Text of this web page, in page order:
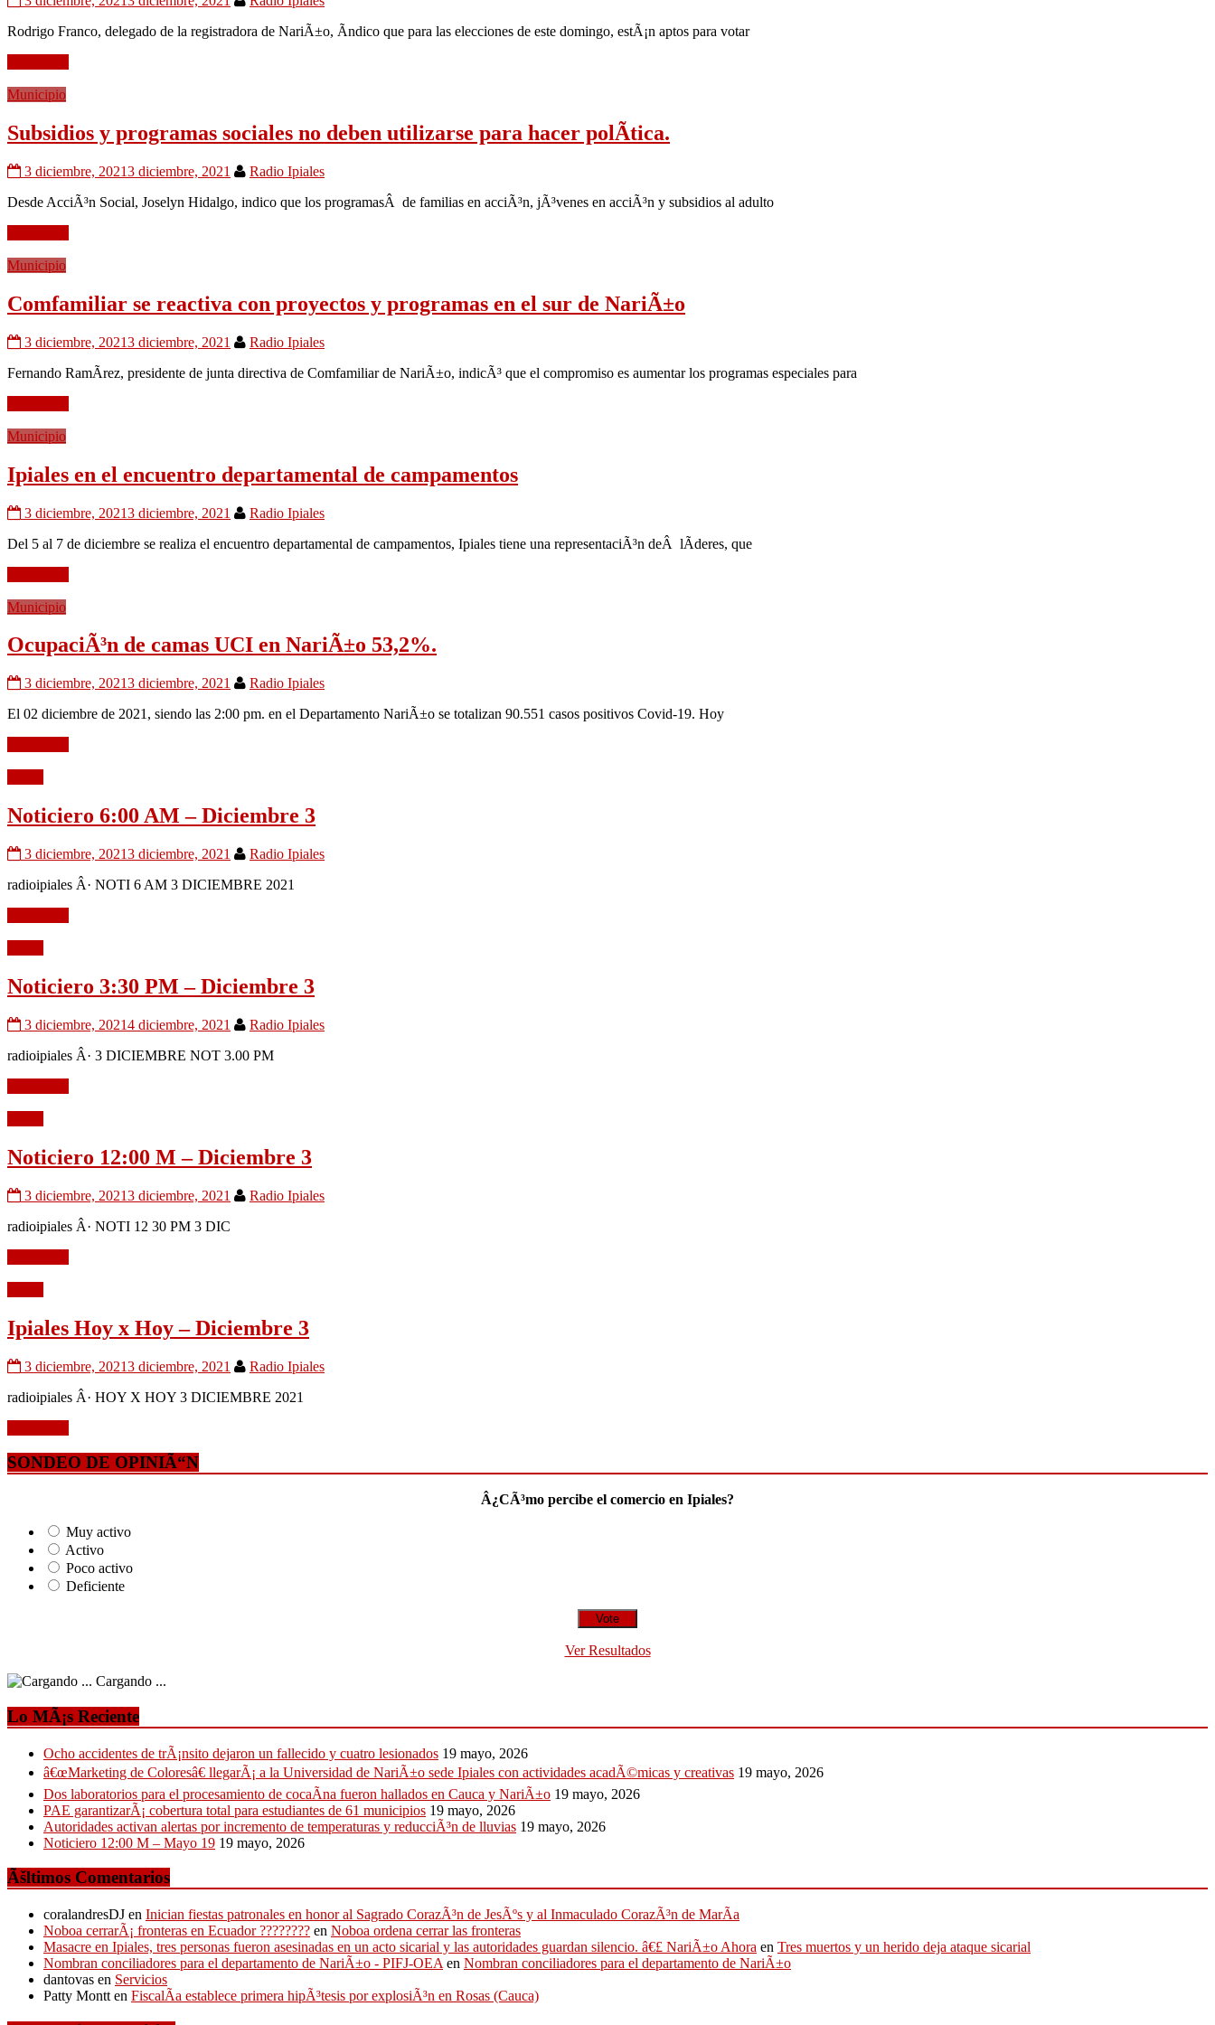
Rodrigo Franco, delegado de la registradora de NariÃ±o, Ã­ndico que para las elecciones de este domingo, estÃ¡n aptos para votar
Municipio
Subsidios y programas sociales no deben utilizarse para hacer polÃ­tica.
3 diciembre, 20213 diciembre, 2021
Radio Ipiales
Desde AcciÃ³n Social, Joselyn Hidalgo, indico que los programasÂ de familias en acciÃ³n, jÃ³venes en acciÃ³n y subsidios al adulto
Municipio
Comfamiliar se reactiva con proyectos y programas en el sur de NariÃ±o
3 diciembre, 20213 diciembre, 2021
Radio Ipiales
Fernando RamÃ­rez, presidente de junta directiva de Comfamiliar de NariÃ±o, indicÃ³ que el compromiso es aumentar los programas especiales para
Municipio
Ipiales en el encuentro departamental de campamentos
3 diciembre, 20213 diciembre, 2021
Radio Ipiales
Del 5 al 7 de diciembre se realiza el encuentro departamental de campamentos, Ipiales tiene una representaciÃ³n deÂ lÃ­deres, que
Municipio
OcupaciÃ³n de camas UCI en NariÃ±o 53,2%.
3 diciembre, 20213 diciembre, 2021
Radio Ipiales
El 02 diciembre de 2021, siendo las 2:00 pm. en el Departamento NariÃ±o se totalizan 90.551 casos positivos Covid-19. Hoy
Noticiero 6:00 AM – Diciembre 3
3 diciembre, 20213 diciembre, 2021
Radio Ipiales
radioipiales Â· NOTI 6 AM 3 DICIEMBRE 2021
Noticiero 3:30 PM – Diciembre 3
3 diciembre, 20214 diciembre, 2021
Radio Ipiales
radioipiales Â· 3 DICIEMBRE NOT 3.00 PM
Noticiero 12:00 M – Diciembre 3
3 diciembre, 20213 diciembre, 2021
Radio Ipiales
radioipiales Â· NOTI 12 30 PM 3 DIC
Ipiales Hoy x Hoy – Diciembre 3
3 diciembre, 20213 diciembre, 2021
Radio Ipiales
radioipiales Â· HOY X HOY 3 DICIEMBRE 2021
SONDEO DE OPINIÃ“N
Â¿CÃ³mo percibe el comercio en Ipiales?
Muy activo
Activo
Poco activo
Deficiente
Ver Resultados
Cargando ...
Lo MÃ¡s Reciente
Ocho accidentes de trÃ¡nsito dejaron un fallecido y cuatro lesionados 19 mayo, 2026
â€œMarketing de Coloresâ€ llegarÃ¡ a la Universidad de NariÃ±o sede Ipiales con actividades acadÃ©micas y creativas 19 mayo, 2026
Dos laboratorios para el procesamiento de cocaÃ­na fueron hallados en Cauca y NariÃ±o 19 mayo, 2026
PAE garantizarÃ¡ cobertura total para estudiantes de 61 municipios 19 mayo, 2026
Autoridades activan alertas por incremento de temperaturas y reducciÃ³n de lluvias 19 mayo, 2026
Noticiero 12:00 M – Mayo 19 19 mayo, 2026
Ãšltimos Comentarios
coralandresDJ en Inician fiestas patronales en honor al Sagrado CorazÃ³n de JesÃºs y al Inmaculado CorazÃ³n de MarÃ­a
Noboa cerrarÃ¡ fronteras en Ecuador ???????? en Noboa ordena cerrar las fronteras
Masacre en Ipiales, tres personas fueron asesinadas en un acto sicarial y las autoridades guardan silencio. â€£ NariÃ±o Ahora en Tres muertos y un herido deja ataque sicarial
Nombran conciliadores para el departamento de NariÃ±o - PIFJ-OEA en Nombran conciliadores para el departamento de NariÃ±o
dantovas en Servicios
Patty Montt en FiscalÃ­a establece primera hipÃ³tesis por explosiÃ³n en Rosas (Cauca)